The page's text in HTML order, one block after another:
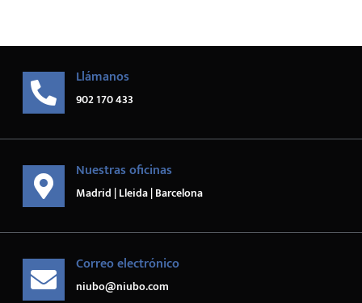
Llámanos
902 170 433
Nuestras oficinas
Madrid | Lleida | Barcelona
Correo electrónico
niubo@niubo.com